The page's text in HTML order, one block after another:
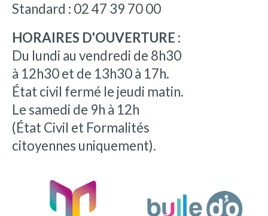
Standard : 02 47 39 70 00
HORAIRES D'OUVERTURE :
Du lundi au vendredi de 8h30
à 12h30 et de 13h30 à 17h.
État civil fermé le jeudi matin.
Le samedi de 9h à 12h
(État Civil et Formalités
citoyennes uniquement).